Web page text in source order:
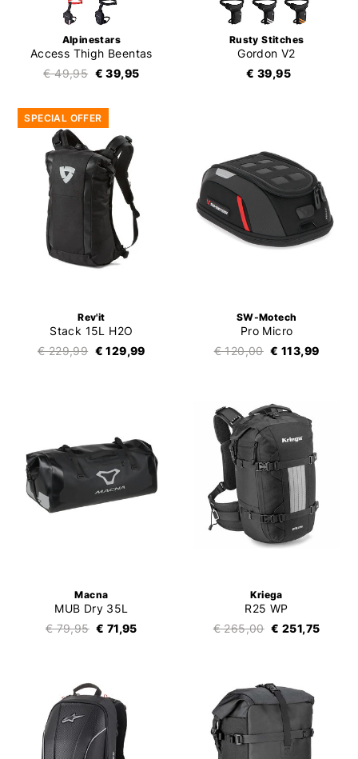
Alpinestars
Access Thigh Beentas
€ 49,95 € 39,95
Rusty Stitches
Gordon V2
€ 39,95
SPECIAL OFFER
Rev'it
Stack 15L H2O
€ 229,99 € 129,99
SW-Motech
Pro Micro
€ 120,00 € 113,99
Macna
MUB Dry 35L
€ 79,95 € 71,95
Kriega
R25 WP
€ 265,00 € 251,75